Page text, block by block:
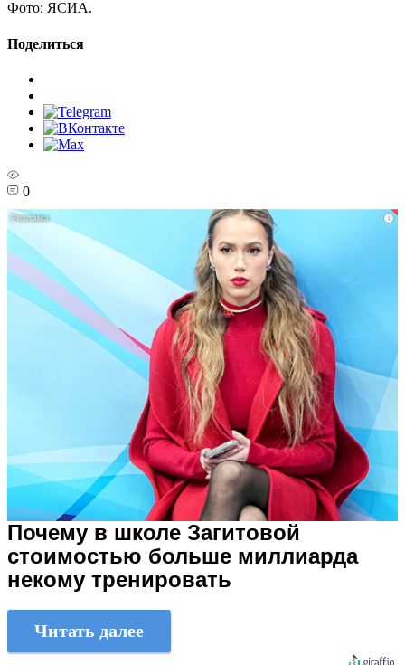
Фото: ЯСИА.
Поделиться
0
i
Почему в школе Загитовой
стоимостью больше миллиарда
некому тренировать
Читать далее